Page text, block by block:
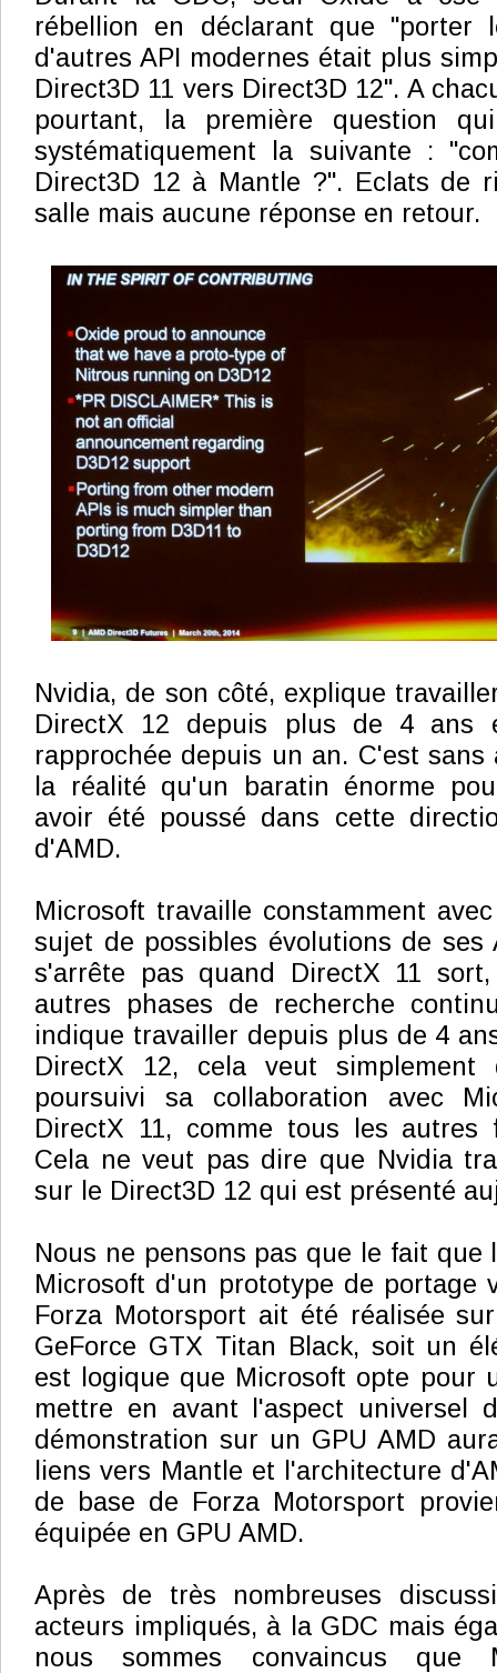
rébellion en déclarant que "porter
d'autres API modernes était plus
Direct3D 11 vers Direct3D 12". A
pourtant, la première question
systématiquement la suivante :
Direct3D 12 à Mantle ?". Eclats de
salle mais aucune réponse en retour.
Nvidia, de son côté, explique
DirectX 12 depuis plus de 4 ans
rapprochée depuis un an. C'est
la réalité qu'un baratin énorme
avoir été poussé dans cette
d'AMD.
Microsoft travaille constamment
sujet de possibles évolutions de ses
s'arrête pas quand DirectX 11
autres phases de recherche
indique travailler depuis plus de 4
DirectX 12, cela veut
poursuivi sa collaboration avec
DirectX 11, comme tous les autres
Cela ne veut pas dire que Nvidia
sur le Direct3D 12 qui est présenté
Nous ne pensons pas que le fait que
Microsoft d'un prototype de portage
Forza Motorsport ait été réalisée
GeForce GTX Titan Black, soit un
est logique que Microsoft opte pour
mettre en avant l'aspect universel
démonstration sur un GPU AMD
liens vers Mantle et l'architecture
de base de Forza Motorsport
équipée en GPU AMD.
Après de très nombreuses
acteurs impliqués, à la GDC mais
nous sommes convaincus